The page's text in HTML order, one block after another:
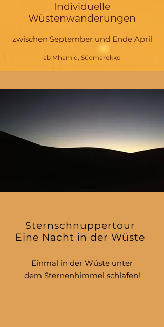
Individuelle
Wüstenwanderungen
zwischen September und Ende April
ab Mhamid, Südmarokko
Sternschnuppertour
Eine Nacht in der Wüste
Einmal in der Wüste unter
dem Sternenhimmel schlafen!